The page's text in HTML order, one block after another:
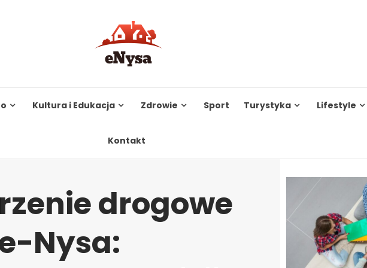
Kultura i Edukacja Zdrowie Sport Turystyka Lifestyle
Kontakt
drogowe
Nysa: